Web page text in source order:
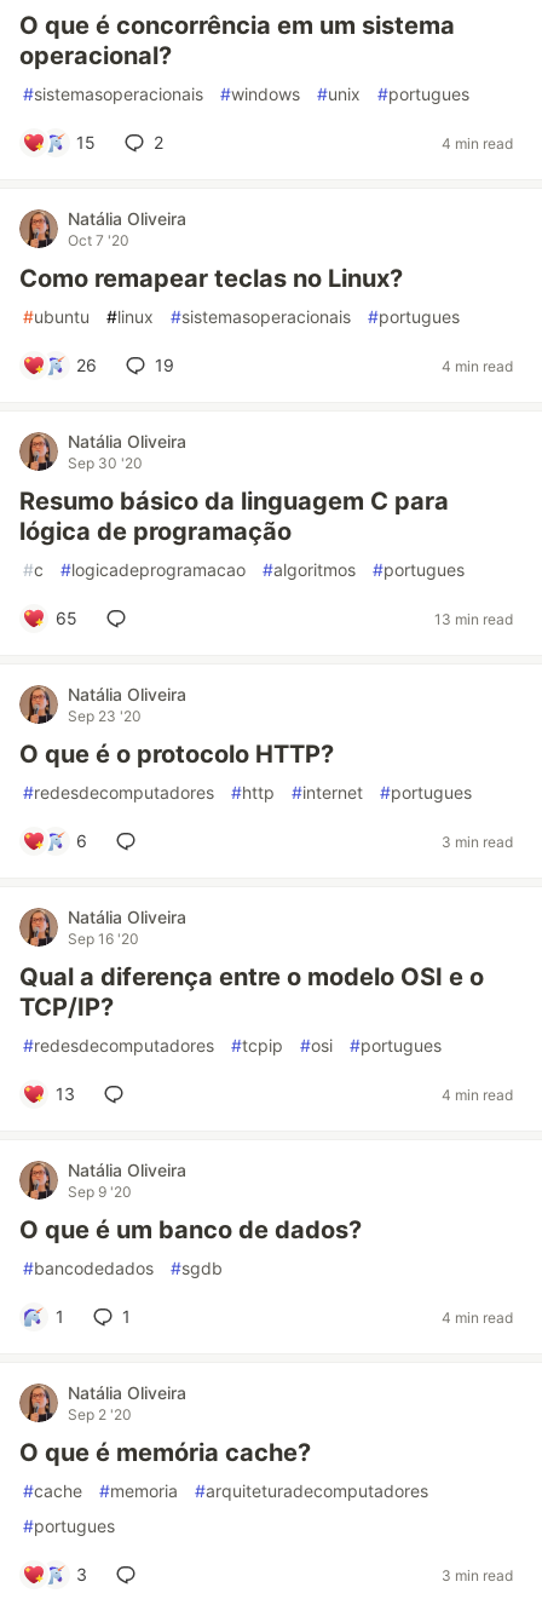
O que é concorrência em um sistema
operacional?
#sistemasoperacionais #windows #unix #portugues
15 2 4 min read
Natália Oliveira
Oct 7 '20
Como remapear teclas no Linux?
#ubuntu #linux #sistemasoperacionais #portugues
26 19 4 min read
Natália Oliveira
Sep 30 '20
Resumo básico da linguagem C para
lógica de programação
#c #logicadeprogramacao #algoritmos #portugues
65 13 min read
Natália Oliveira
Sep 23 '20
O que é o protocolo HTTP?
#redesdecomputadores #http #internet #portugues
6 3 min read
Natália Oliveira
Sep 16 '20
Qual a diferença entre o modelo OSI e o
TCP/IP?
#redesdecomputadores #tcpip #osi #portugues
13 4 min read
Natália Oliveira
Sep 9 '20
O que é um banco de dados?
#bancodedados #sgdb
1 1 4 min read
Natália Oliveira
Sep 2 '20
O que é memória cache?
#cache #memoria #arquiteturadecomputadores
#portugues
3 3 min read